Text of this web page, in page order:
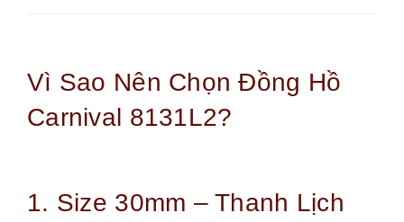
Vì Sao Nên Chọn Đồng Hồ
Carnival 8131L2?
1. Size 30mm – Thanh Lịch